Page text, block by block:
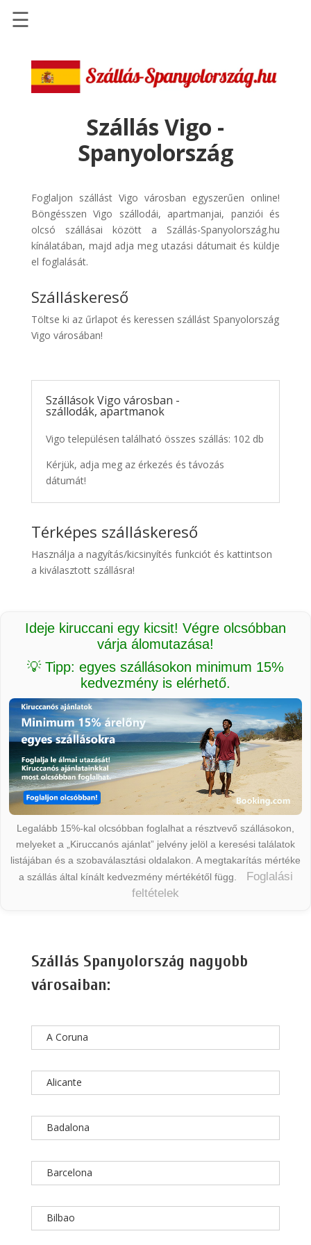
Szállások
Repülőjegy
pénzvisszatérítéssel
Discover
Cars
Transzfer
Kiwi
Taxi
☰
Szállás Vigo -
Spanyolország
Foglaljon szállást Vigo városban egyszerűen online!
Böngésszen Vigo szállodái, apartmanjai, panziói és
olcsó szállásai között a Szállás-Spanyolország.hu
kínálatában, majd adja meg utazási dátumait és küldje
el foglalását.
Szálláskereső
Töltse ki az űrlapot és keressen szállást Spanyolország
Vigo városában!
Szállások Vigo városban -
szállodák, apartmanok
Vigo településen található összes szállás: 102 db
Kérjük, adja meg az érkezés és távozás
dátumát!
Térképes szálláskereső
Használja a nagyítás/kicsinyítés funkciót és kattintson
a kiválasztott szállásra!
Ideje kiruccani egy kicsit! Végre olcsóbban
várja álomutazása!
💡 Tipp: egyes szállásokon minimum 15%
kedvezmény is elérhető.
Legalább 15%-kal olcsóbban foglalhat a résztvevő szállásokon,
melyeket a „Kiruccanós ajánlat” jelvény jelöl a keresési találatok
listájában és a szobaválasztási oldalakon. A megtakarítás mértéke
a szállás által kínált kedvezmény mértékétől függ.
Foglalási
feltételek
Szállás Spanyolország nagyobb
városaiban:
A Coruna
Alicante
Badalona
Barcelona
Bilbao